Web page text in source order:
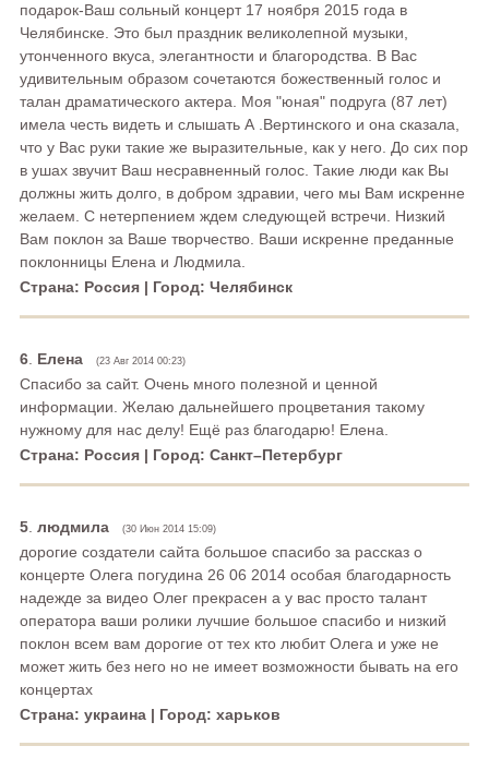
подарок-Ваш сольный концерт 17 ноября 2015 года в
Челябинске. Это был праздник великолепной музыки,
утонченного вкуса, элегантности и благородства. В Вас
удивительным образом сочетаются божественный голос и
талан драматического актера. Моя "юная" подруга (87 лет)
имела честь видеть и слышать А .Вертинского и она сказала,
что у Вас руки такие же выразительные, как у него. До сих пор
в ушах звучит Ваш несравненный голос. Такие люди как Вы
должны жить долго, в добром здравии, чего мы Вам искренне
желаем. С нетерпением ждем следующей встречи. Низкий
Вам поклон за Ваше творчество. Ваши искренне преданные
поклонницы Елена и Людмила.
Страна: Россия | Город: Челябинск
6 Елена (23 Авг 2014 00:23)
Спасибо за сайт. Очень много полезной и ценной
информации. Желаю дальнейшего процветания такому
нужному для нас делу! Ещё раз благодарю! Елена.
Страна: Россия | Город: Санкт–Петербург
5 людмила (30 Июн 2014 15:09)
дорогие создатели сайта большое спасибо за рассказ о
концерте Олега погудина 26 06 2014 особая благодарность
надежде за видео Олег прекрасен а у вас просто талант
оператора ваши ролики лучшие большое спасибо и низкий
поклон всем вам дорогие от тех кто любит Олега и уже не
может жить без него но не имеет возможности бывать на его
концертах
Страна: украина | Город: харьков